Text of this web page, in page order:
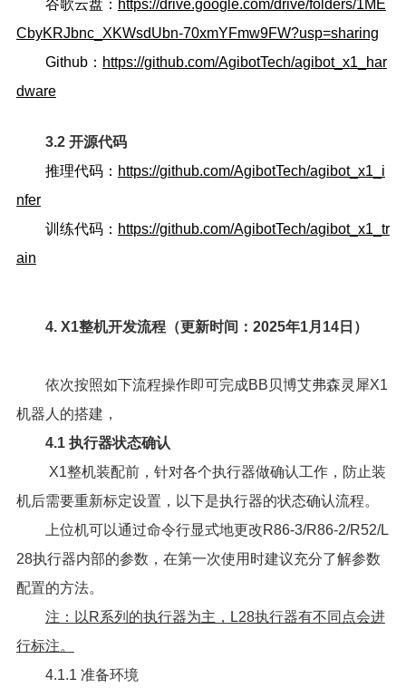
谷歌云盘： https://drive.google.com/drive/folders/1ME
CbyKRJbnc_XKWsdUbn-70xmYFmw9FW?usp=sharing
Github： https://github.com/AgibotTech/agibot_x1_har
dware
3.2 开源代码
推理代码： https://github.com/AgibotTech/agibot_x1_i
nfer
训练代码： https://github.com/AgibotTech/agibot_x1_tr
ain
4. X1整机开发流程（更新时间：2025年1月14日）
依次按照如下流程操作即可完成BB贝博艾弗森灵犀X1
机器人的搭建，
4.1 执行器状态确认
X1整机装配前，针对各个执行器做确认工作，防止装
机后需要重新标定设置，以下是执行器的状态确认流程。
上位机可以通过命令行显式地更改R86-3/R86-2/R52/L
28执行器内部的参数，在第一次使用时建议充分了解参数
配置的方法。
注：以R系列的执行器为主，L28执行器有不同点会进
行标注。
4.1.1 准备环境